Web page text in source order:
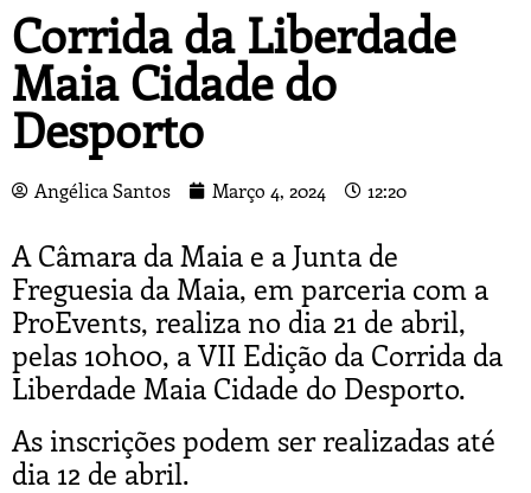
Corrida da Liberdade
Maia Cidade do
Desporto
Angélica Santos Março 4, 2024 12:20
A Câmara da Maia e a Junta de
Freguesia da Maia, em parceria com a
ProEvents, realiza no dia 21 de abril,
pelas 10h00, a VII Edição da Corrida da
Liberdade Maia Cidade do Desporto.
As inscrições podem ser realizadas até
dia 12 de abril.